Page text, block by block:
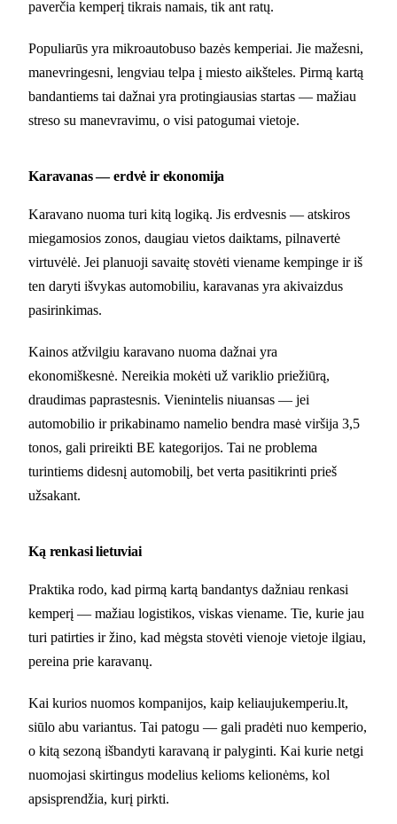
paverčia kemperį tikrais namais, tik ant ratų.
Populiarūs yra mikroautobuso bazės kemperiai. Jie mažesni,
manevringesni, lengviau telpa į miesto aikšteles. Pirmą kartą
bandantiems tai dažnai yra protingiausias startas — mažiau
streso su manevravimu, o visi patogumai vietoje.
Karavanas — erdvė ir ekonomija
Karavano nuoma turi kitą logiką. Jis erdvesnis — atskiros
miegamosios zonos, daugiau vietos daiktams, pilnavertė
virtuvėlė. Jei planuoji savaitę stovėti viename kempinge ir iš
ten daryti išvykas automobiliu, karavanas yra akivaizdus
pasirinkimas.
Kainos atžvilgiu karavano nuoma dažnai yra
ekonomiškesnė. Nereikia mokėti už variklio priežiūrą,
draudimas paprastesnis. Vienintelis niuansas — jei
automobilio ir prikabinamo namelio bendra masė viršija 3,5
tonos, gali prireikti BE kategorijos. Tai ne problema
turintiems didesnį automobilį, bet verta pasitikrinti prieš
užsakant.
Ką renkasi lietuviai
Praktika rodo, kad pirmą kartą bandantys dažniau renkasi
kemperį — mažiau logistikos, viskas viename. Tie, kurie jau
turi patirties ir žino, kad mėgsta stovėti vienoje vietoje ilgiau,
pereina prie karavanų.
Kai kurios nuomos kompanijos, kaip keliaujukemperiu.lt,
siūlo abu variantus. Tai patogu — gali pradėti nuo kemperio,
o kitą sezoną išbandyti karavaną ir palyginti. Kai kurie netgi
nuomojasi skirtingus modelius kelioms kelionėms, kol
apsisprendžia, kurį pirkti.